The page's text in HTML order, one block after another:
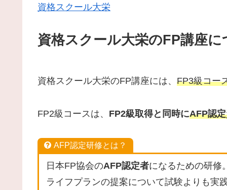
資格スクール大栄
資格スクール大栄のFP講座に
資格スクール大栄のFP講座には、 FP3級コー
FP2級コースは、 FP2級取得と同時にAFP認
AFP認定研修とは？
日本FP協会のAFP認定者になるための研修
ライフプランの提案について試験よりも実